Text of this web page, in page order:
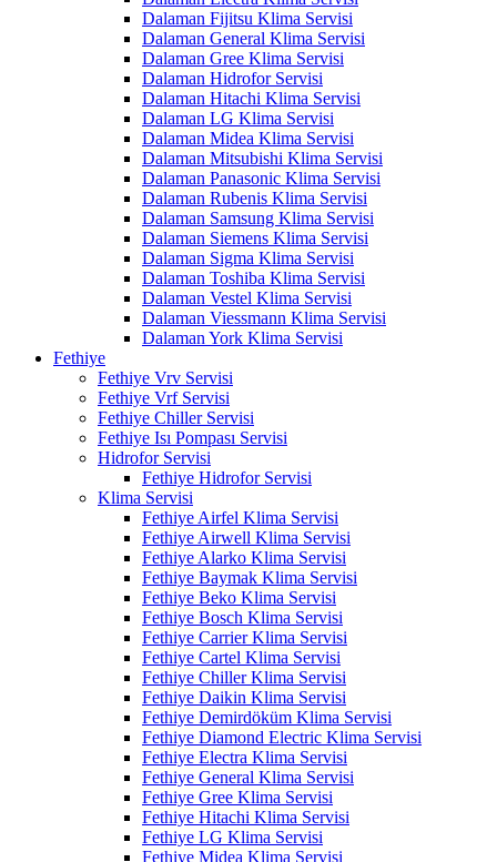
Dalaman Fijitsu Klima Servisi
Dalaman General Klima Servisi
Dalaman Gree Klima Servisi
Dalaman Hidrofor Servisi
Dalaman Hitachi Klima Servisi
Dalaman LG Klima Servisi
Dalaman Midea Klima Servisi
Dalaman Mitsubishi Klima Servisi
Dalaman Panasonic Klima Servisi
Dalaman Rubenis Klima Servisi
Dalaman Samsung Klima Servisi
Dalaman Siemens Klima Servisi
Dalaman Sigma Klima Servisi
Dalaman Toshiba Klima Servisi
Dalaman Vestel Klima Servisi
Dalaman Viessmann Klima Servisi
Dalaman York Klima Servisi
Fethiye
Fethiye Vrv Servisi
Fethiye Vrf Servisi
Fethiye Chiller Servisi
Fethiye Isı Pompası Servisi
Hidrofor Servisi
Fethiye Hidrofor Servisi
Klima Servisi
Fethiye Airfel Klima Servisi
Fethiye Airwell Klima Servisi
Fethiye Alarko Klima Servisi
Fethiye Baymak Klima Servisi
Fethiye Beko Klima Servisi
Fethiye Bosch Klima Servisi
Fethiye Carrier Klima Servisi
Fethiye Cartel Klima Servisi
Fethiye Chiller Klima Servisi
Fethiye Daikin Klima Servisi
Fethiye Demirdöküm Klima Servisi
Fethiye Diamond Electric Klima Servisi
Fethiye Electra Klima Servisi
Fethiye General Klima Servisi
Fethiye Gree Klima Servisi
Fethiye Hitachi Klima Servisi
Fethiye LG Klima Servisi
Fethiye Midea Klima Servisi